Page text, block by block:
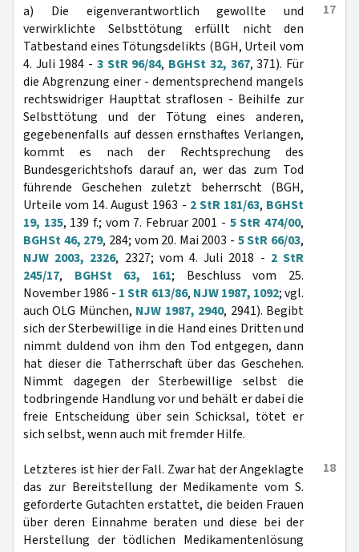
17
a) Die eigenverantwortlich gewollte und
verwirklichte Selbsttötung erfüllt nicht den
Tatbestand eines Tötungsdelikts (BGH, Urteil vom
4. Juli 1984 - 3 StR 96/84, BGHSt 32, 367, 371). Für
die Abgrenzung einer - dementsprechend mangels
rechtswidriger Haupttat straflosen - Beihilfe zur
Selbsttötung und der Tötung eines anderen,
gegebenenfalls auf dessen ernsthaftes Verlangen,
kommt es nach der Rechtsprechung des
Bundesgerichtshofs darauf an, wer das zum Tod
führende Geschehen zuletzt beherrscht (BGH,
Urteile vom 14. August 1963 - 2 StR 181/63, BGHSt
19, 135, 139 f.; vom 7. Februar 2001 - 5 StR 474/00,
BGHSt 46, 279, 284; vom 20. Mai 2003 - 5 StR 66/03,
NJW 2003, 2326, 2327; vom 4. Juli 2018 - 2 StR
245/17, BGHSt 63, 161; Beschluss vom 25.
November 1986 - 1 StR 613/86, NJW 1987, 1092; vgl.
auch OLG München, NJW 1987, 2940, 2941). Begibt
sich der Sterbewillige in die Hand eines Dritten und
nimmt duldend von ihm den Tod entgegen, dann
hat dieser die Tatherrschaft über das Geschehen.
Nimmt dagegen der Sterbewillige selbst die
todbringende Handlung vor und behält er dabei die
freie Entscheidung über sein Schicksal, tötet er
sich selbst, wenn auch mit fremder Hilfe.
18
Letzteres ist hier der Fall. Zwar hat der Angeklagte
das zur Bereitstellung der Medikamente vom S.
geforderte Gutachten erstattet, die beiden Frauen
über deren Einnahme beraten und diese bei der
Herstellung der tödlichen Medikamentenlösung